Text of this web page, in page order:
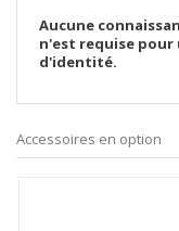
Aucune
n'est requise pour
d'identité.
Accessoires en option